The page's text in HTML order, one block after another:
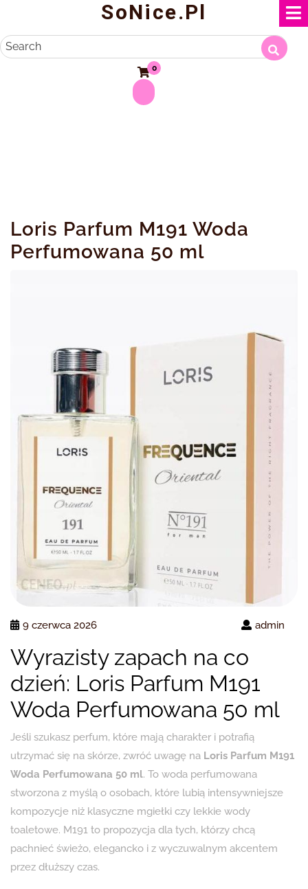
content
SoNice.pl
Search
0
Loris Parfum M191 Woda
Perfumowana 50 ml
9 czerwca 2026 admin
Wyrazisty zapach na co
dzień: Loris Parfum M191
Woda Perfumowana 50 ml
Jeśli szukasz perfum, które mają charakter i potrafią
utrzymać się na skórze, zwróć uwagę na Loris Parfum M191
Woda Perfumowana 50 ml. To woda perfumowana
stworzona z myślą o osobach, które lubią intensywniejsze
kompozycje niż klasyczne mgiełki czy lekkie wody
toaletowe. M191 to propozycja dla tych, którzy chcą
pachnieć świeżo, elegancko i z wyczuwalnym akcentem
przez dłuższy czas.